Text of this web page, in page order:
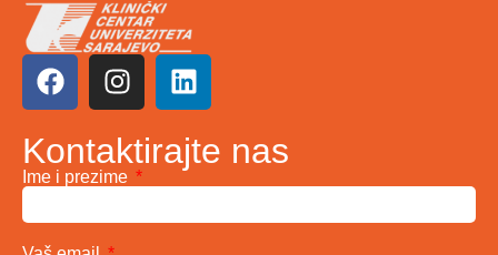
Kontaktirajte nas
Ime i prezime